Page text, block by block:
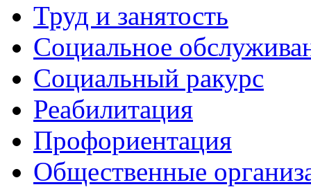
Труд и занятость
Социальное
Социальный ракурс
Реабилитация
Профориентация
Общественные